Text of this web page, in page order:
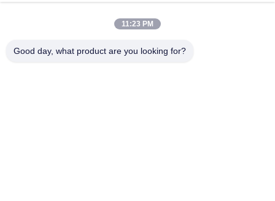
عنواننا
التكنولوجيا العالية، هيفي، أنهوي، الصين
11:23 PM
Good day, what product are you looking for?